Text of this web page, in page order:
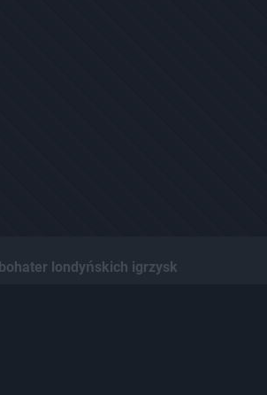
londyńskich igrzysk